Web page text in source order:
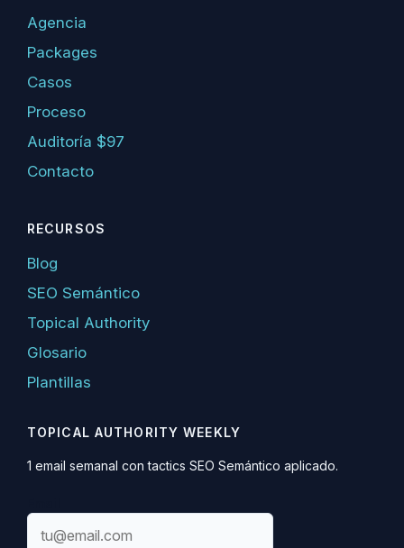
Agencia
Packages
Casos
Proceso
Auditoría $97
Contacto
RECURSOS
Blog
SEO Semántico
Topical Authority
Glosario
Plantillas
TOPICAL AUTHORITY WEEKLY
1 email semanal con tactics SEO Semántico aplicado.